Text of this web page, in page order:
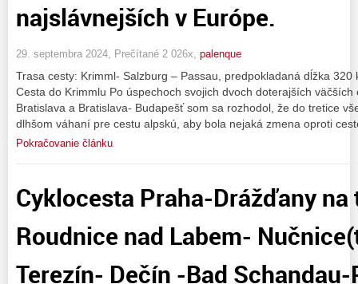
najslávnejších v Európe.
29. septembra 2024, Prečítané 2 026x, palenque
Trasa cesty: Krimml- Salzburg – Passau, predpokladaná dĺžka
Cesta do Krimmlu Po úspechoch svojich dvoch doterajších
Bratislava a Bratislava- Budapešť som sa rozhodol, že do tretice
dlhšom váhaní pre cestu alpskú, aby bola nejaká zmena oproti
Pokračovanie článku
Cyklocesta Praha-Drážďany
Roudnice nad Labem-
Terezín- Dečín -Bad